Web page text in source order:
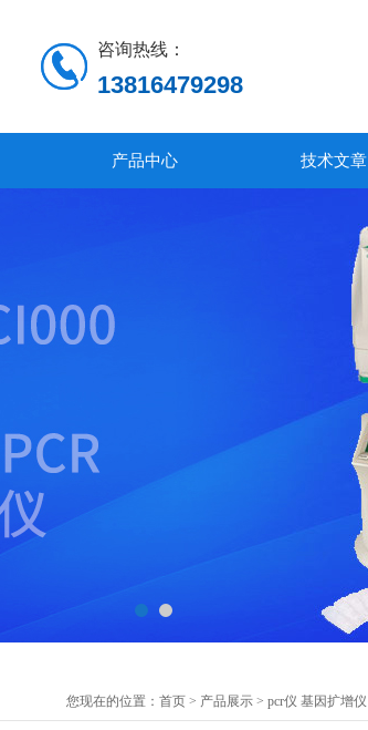
咨询热线：
13816479298
产品中心 技术文章
您现在的位置： 首页 > 产品展示 > pcr仪 基因扩增仪